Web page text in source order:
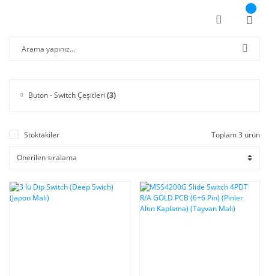
Buton - Switch Çeşitleri (3)
Stoktakiler Toplam 3 ürün